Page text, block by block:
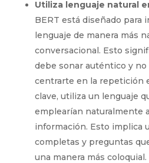
Utiliza lenguaje natural
BERT está diseñado para
lenguaje de manera más
conversacional. Esto
debe sonar auténtico y no
centrarte en la repetición
clave, utiliza un lenguaje
emplearían naturalmente
información. Esto implica
completas y preguntas
una manera más